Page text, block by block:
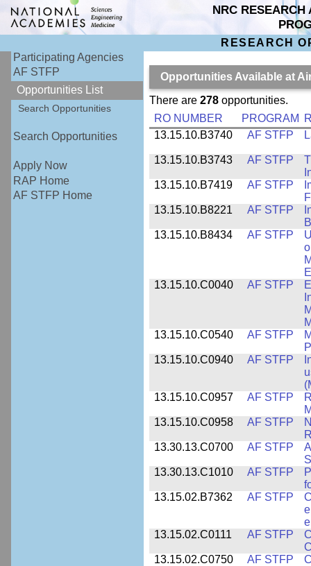
NRC RESEARCH
RESEARCH
Participating Agencies
AF STFP
Opportunities List
Search Opportunities
Search Opportunities
Apply Now
RAP Home
AF STFP Home
Opportunities Available at
There are 278opportunities.
RO NUMBER
PROGRAM
13.15.10.B3740
AF STFP
13.15.10.B3743 AF STFP
13.15.10.B7419
AF STFP
13.15.10.B8221
AF STFP
13.15.10.B8434
AF STFP
13.15.10.C0040
AF STFP
13.15.10.C0540
AF STFP
13.15.10.C0940
AF STFP
13.15.10.C0957
AF STFP
13.15.10.C0958
AF STFP
13.30.13.C0700
AF STFP
13.30.13.C1010
AF STFP
13.15.02.B7362
AF STFP
13.15.02.C0111
AF STFP
13.15.02.C0750
AF STFP